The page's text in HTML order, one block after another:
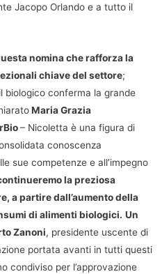
Jacopo Orlando e a tutto il
nomina che rafforza la
chiave del settore;
biologico conferma la grande
Maria Grazia
– Nicoletta è una figura di
conoscenza
sue competenze e all’impegno
la preziosa
a partire dall’aumento della
di alimenti biologici. Un
Zanoni, presidente uscente di
portata avanti in tutti questi
condiviso per l’approvazione